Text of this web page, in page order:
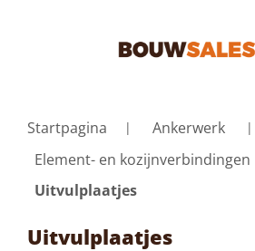
Startpagina
Ankerwerk
Element- en kozijnverbindingen
Uitvulplaatjes
Uitvulplaatjes